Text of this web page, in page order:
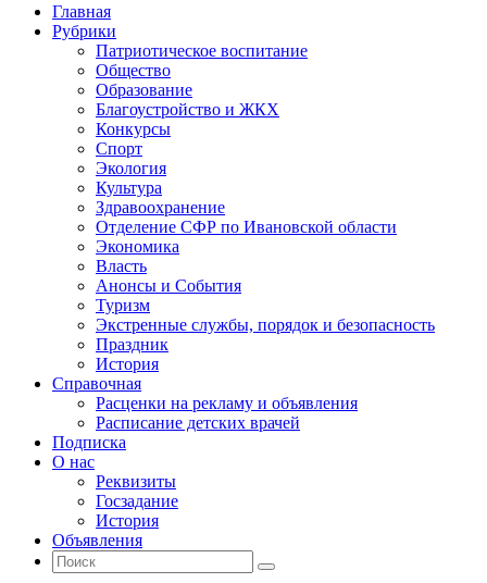
Промотать
содержимому
Главная
Рубрики
Патриотическое воспитание
Общество
Образование
Благоустройство и ЖКХ
Конкурсы
Спорт
Экология
Культура
Здравоохранение
Отделение СФР по Ивановской области
Экономика
Власть
Анонсы и События
Туризм
Экстренные службы, порядок и безопасность
Праздник
История
Справочная
Расценки на рекламу и объявления
Расписание детских врачей
Подписка
О нас
Реквизиты
Госзадание
История
Объявления
Поиск
Искать:
Поиск